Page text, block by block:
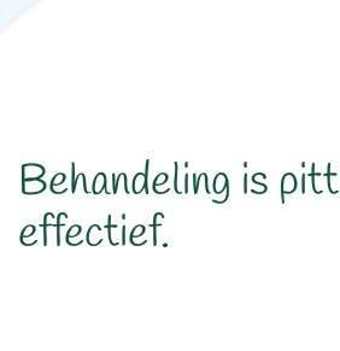
Behandeling is
effectief.